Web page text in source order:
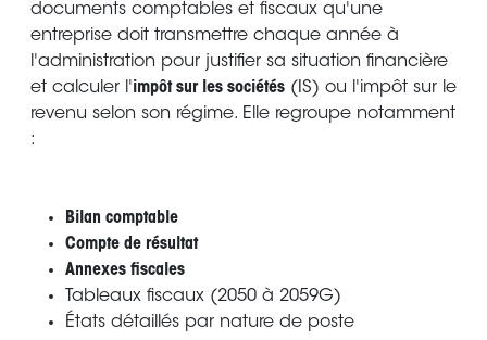
documents comptables et fiscaux qu'une
entreprise doit transmettre chaque année à
l'administration pour justifier sa situation financière
et calculer l'impôt sur les sociétés (IS) ou l'impôt sur le
revenu selon son régime. Elle regroupe notamment
:
Bilan comptable
Compte de résultat
Annexes fiscales
Tableaux fiscaux (2050 à 2059G)
États détaillés par nature de poste